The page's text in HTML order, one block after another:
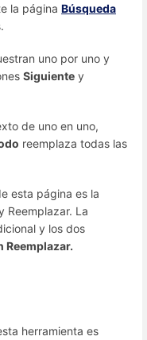
la página Búsqueda
uno por uno y
Siguiente y
de uno en uno,
reemplaza todas las
esta página es la
Reemplazar. La
y los dos
Reemplazar.
herramienta es